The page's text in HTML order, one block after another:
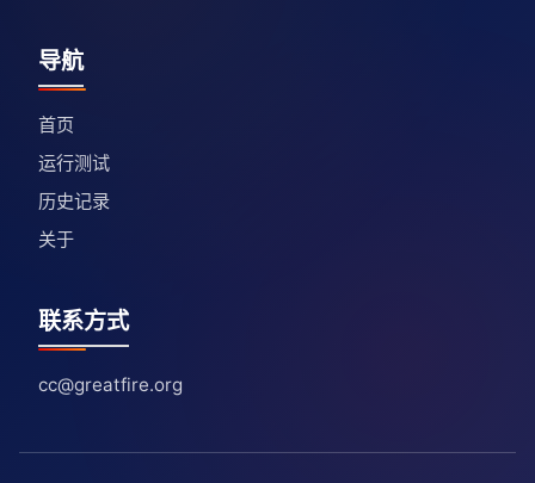
导航
首页
运行测试
历史记录
关于
联系方式
cc@greatfire.org